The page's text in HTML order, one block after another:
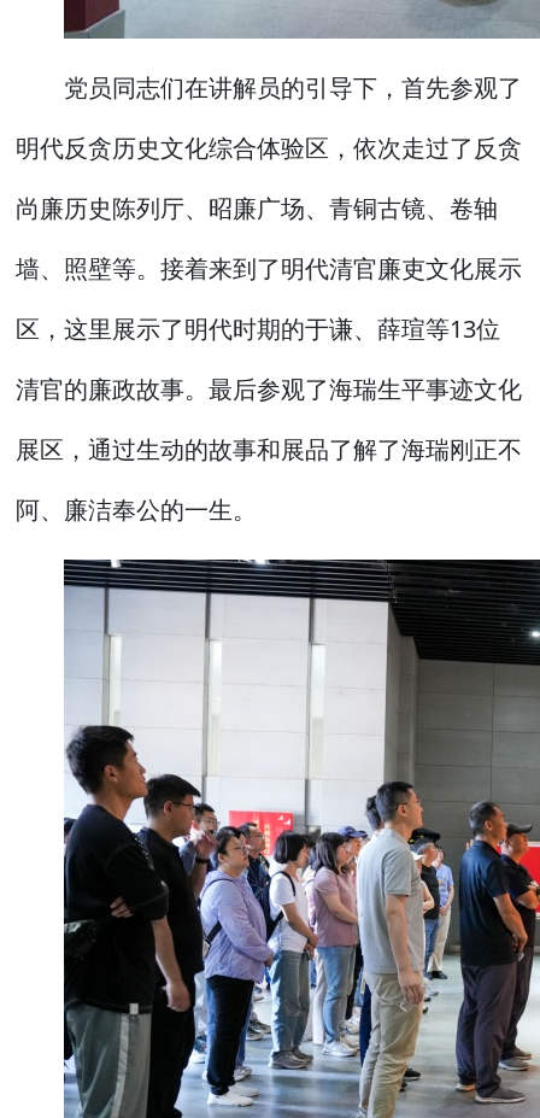
党员同志们在讲解员的引导下，首先参观了
明代反贪历史文化综合体验区，依次走过了反贪
尚廉历史陈列厅、昭廉广场、青铜古镜、卷轴
墙、照壁等。接着来到了明代清官廉吏文化展示
区，这里展示了明代时期的于谦、薛瑄等13位
清官的廉政故事。最后参观了海瑞生平事迹文化
展区，通过生动的故事和展品了解了海瑞刚正不
阿、廉洁奉公的一生。